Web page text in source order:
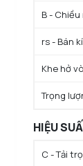
B - Chiều
rs - Bán
Khe hở
Trọng
HIỆU
C - Tải